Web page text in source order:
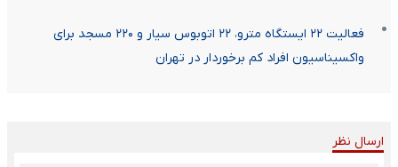
فعالیت ۲۲ ایستگاه مترو، ۲۲ اتوبوس سیار و ۲۲۰ مسجد برای
واکسیناسیون افراد کم برخوردار در تهران
ارسال نظر